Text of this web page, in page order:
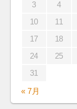
3 4
10 11
17 18
24 25
31
« 7月